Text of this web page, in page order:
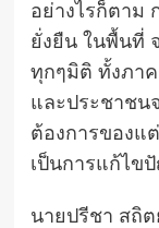
อย่างไรก็ตาม
ยั่งยืน ในพื้นที่
ทุกๆมิติ ทั้งภา
และประชาชน
ต้องการของแ
เป็นการแก้ไข
นายปรีชา สถิ